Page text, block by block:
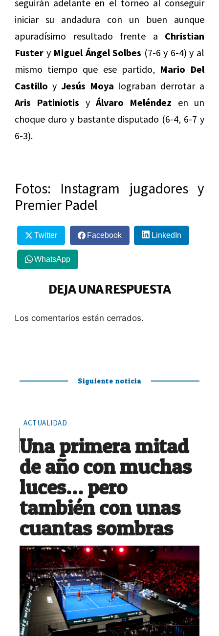
seguirán adelante en el torneo al conseguir
iniciar su andadura con un buen aunque
apuradísimo resultado frente a Christian
Fuster y Miguel Ángel Solbes (7-6 y 6-4) y al
mismo tiempo que ese partido, Mario Del
Castillo y Jesús Moya lograban derrotar a
Aris Patiniotis yÁlvaro Meléndez en un
choque duro y bastante disputado (6-4, 6-7 y
6-3).
Fotos: Instagram jugadores y
Premier Padel
Twitter Facebook LinkedIn
WhatsApp
DEJA UNA RESPUESTA
Los comentarios están cerrados.
Siguiente noticia
ACTUALIDAD
Una primera mitad
de año con muchas
luces… pero
también con unas
cuantas sombras